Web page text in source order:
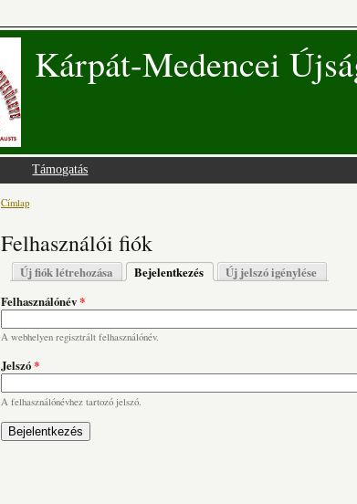
Kárpát-Medencei
Támogatás
Jelenlegi hely
Címlap
Felhasználói fiók
Elsődleges fülek
Új fiók létrehozása Bejelentkezés (aktív fül)
Új jelszó igénylése
Felhasználónév*
A webhelyen regisztrált felhasználónév.
Jelszó*
A felhasználónévhez tartozó jelszó.